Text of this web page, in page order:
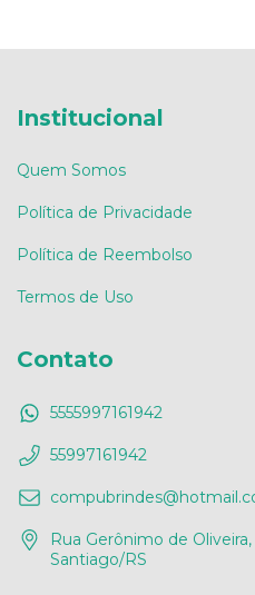
Institucional
Quem Somos
Política de Privacidade
Política de Reembolso
Termos de Uso
Contato
5555997161942
55997161942
Rua Gerônimo de
Santiago/RS